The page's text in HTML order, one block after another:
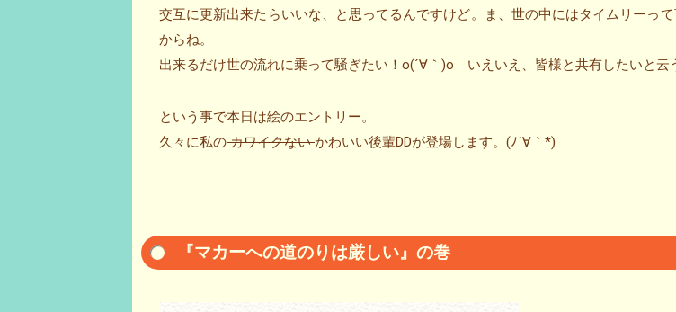
交互に更新出来たらいいな、と思ってるんですけど。ま、世の中にはタイムリーっ
からね。
出来るだけ世の流れに乗って騒ぎたい！o(´∀｀)o いえいえ、皆様と共有したいと云
という事で本日は絵のエントリー。
久々に私のカワイクないかわいい後輩DDが登場します。(ﾉ´∀｀*)
『マカーへの道のりは厳しい』の巻